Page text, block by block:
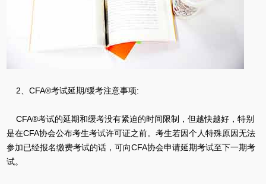
2、CFA®考试延期/缓考注意事项:
CFA®考试的延期和缓考没有紧迫的时间限制，但越快越好，特别
是在CFA协会公布考生考试许可证之前。考生若因个人特殊原因无法
参加已经报名缴费考试的话，可向CFA协会申请延期考试至下一期考
试。